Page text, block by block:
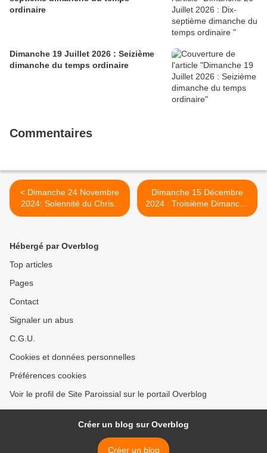
ordinaire
Dimanche 19 Juillet 2026 : Seizième
dimanche du temps ordinaire
Commentaires
< Dimanche 24 Novembre
2024: Solennité du Christ,
Roi de l'Univers
Dimanche 15 Décembre
2024 : Troisième Dimanche
de l'Avent >
Hébergé par Overblog
Top articles
Pages
Contact
Signaler un abus
C.G.U.
Cookies et données personnelles
Préférences cookies
Voir le profil de Site Paroissial sur le portail Overblog
Créer un blog sur Overblog
Créer un blog